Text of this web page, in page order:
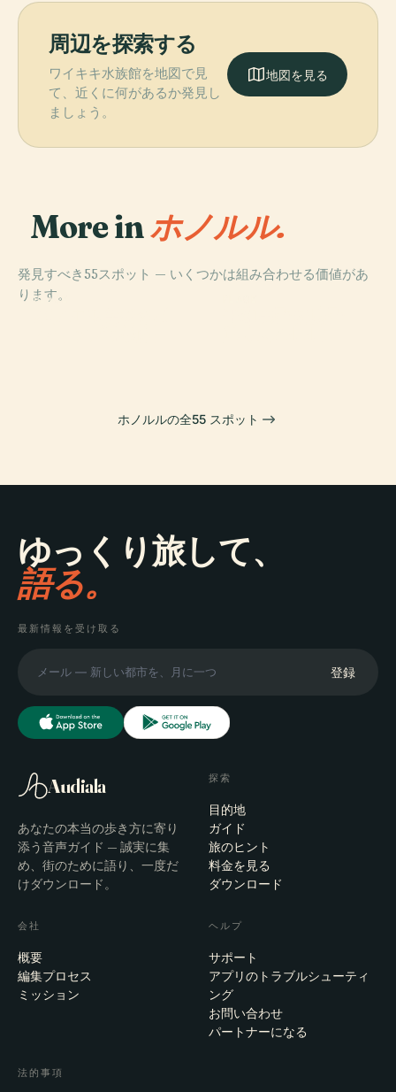
周辺を探索する
ワイキキ水族館を地図で見
て、近くに何があるか発見し
ましょう。
地図を見る
More inホノルル.
発見すべき55スポット — いくつかは組み合わせる価値があ
ります。
PLACE
PLACE
ホノルルの全55 スポット
ゆっくり旅して、
語る。
最新情報を受け取る
登録
Audiala
あなたの本当の歩き方に寄り
添う音声ガイド — 誠実に集
め、街のために語り、一度だ
けダウンロード。
探索
目的地
ガイド
旅のヒント
料金を見る
ダウンロード
会社
概要
編集プロセス
ミッション
ヘルプ
サポート
アプリのトラブルシューティ
ング
お問い合わせ
パートナーになる
法的事項